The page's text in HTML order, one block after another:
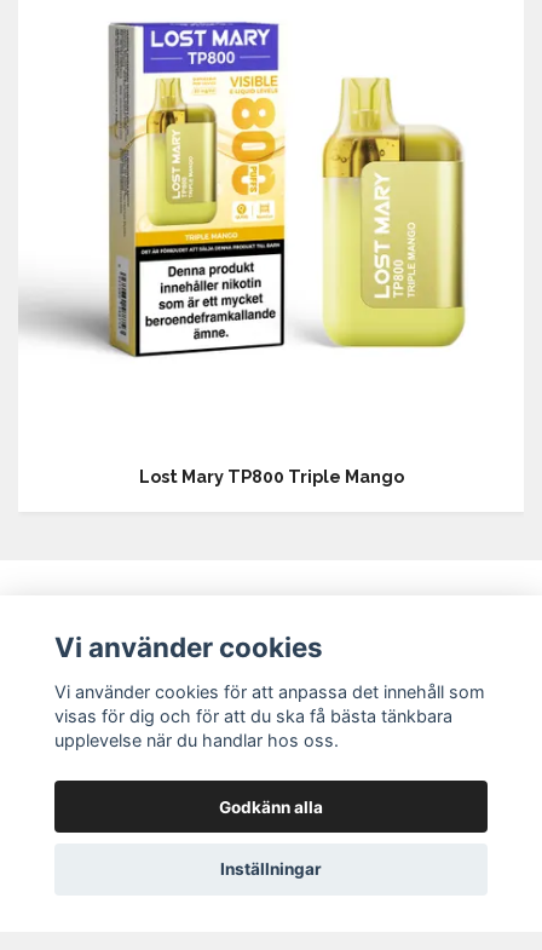
Lost Mary TP800 Triple Mango
Köpvillkor
Kemikalietillstånd
Blogg
Lost Mary
Vi använder cookies
Vi använder cookies för att anpassa det innehåll som
visas för dig och för att du ska få bästa tänkbara
upplevelse när du handlar hos oss.
Godkänn alla
Inställningar